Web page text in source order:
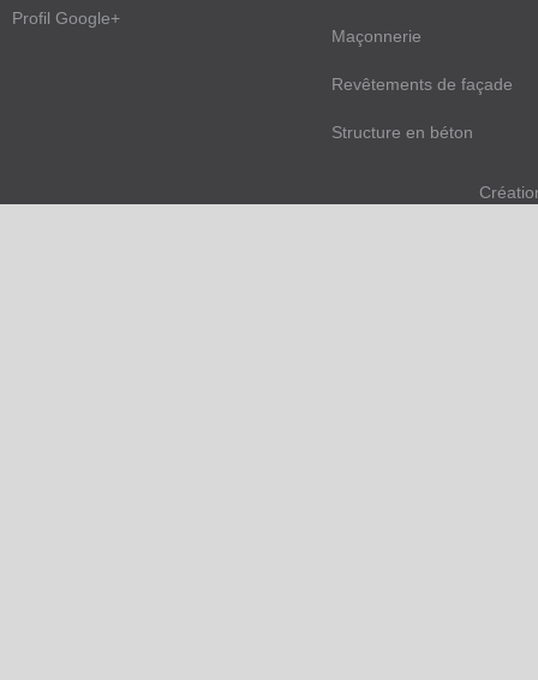
Profil Google+
Maçonnerie
Revêtements de façade
Structure en béton